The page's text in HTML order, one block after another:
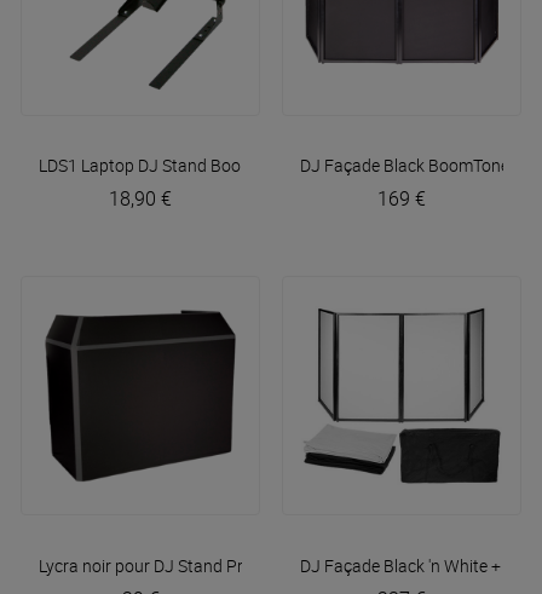
LDS1 Laptop DJ Stand BoomTone DJ
18,90 €
DJ Façade Black BoomTone DJ
169 €
Lycra noir pour DJ Stand Pro BoomTone DJ
DJ Façade Black 'n White +